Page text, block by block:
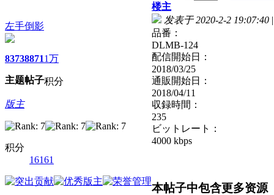
左手倒影
8373
主题
8871
帖子
1万
积分
版主
积分
16161
楼主
发表于 2020-2-2 19:07:40 |
品番：
DLMB-124
配信開始日：
2018/03/25
通販開始日：
2018/04/11
収録時間：
235
ビットレート：
4000 kbps
本帖子中包含更多资源